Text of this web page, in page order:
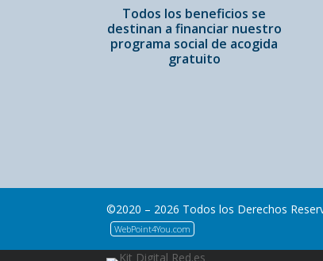
Todos los beneficios se
destinan a financiar nuestro
programa social de acogida
gratuito
©2020 – 2026 Todos los Derechos
WebPoint4You.com